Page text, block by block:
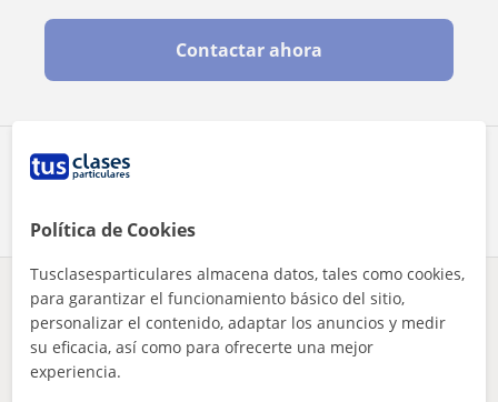
Comparte a este profesor
Contactar ahora
¿Hay algún error en este perfil?Cuéntanos
Tus clases particulares Inglés
Seseña
chico joven con afinidad con el idioma que busca enseñar a c...
Política de Cookies
Tusclasesparticulares almacena datos, tales como cookies,
para garantizar el funcionamiento básico del sitio,
personalizar el contenido, adaptar los anuncios y medir
su eficacia, así como para ofrecerte una mejor
experiencia.